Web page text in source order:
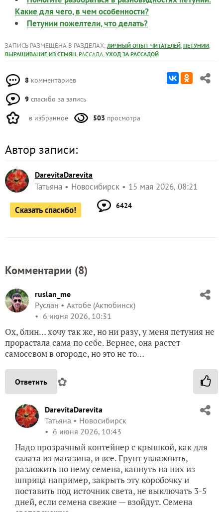
многое.
цветами в кашпо, можно ли выращивать менее
агрессивно растущие цветы вместе с ними, или они
задавят собой бакопу, диасцию или лобелию?
Это может быть полезным:
Помогите разобраться в разновидностях петуний.
ВЫРАЩИВАНИЕ ИЗ СЕМЯН,РАССАДА
9спасибо за запись
Автор записи:
DarevitaDarevita
Татьяна Новосибирск 15 мая 2026, 08:21
Сказать спасибо!
Комментарии (
ruslan_me
Руслан
Актобе (Актюбинск)
6 июня 2026, 10:31
Ох, блин… хочу так же, но ни разу, у меня петуния не
прорастала сама по себе. Вернее, она растет
самосевом в огороде, но это не то…
Ответить ✿